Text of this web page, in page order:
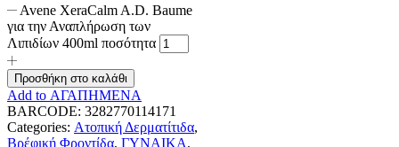
Avene XeraCalm A.D. Baume
για την Αναπλήρωση των
Λιπιδίων 400ml ποσότητα
Προσθήκη στο καλάθι
Add to ΑΓΑΠΗΜΕΝΑ
BARCODE: 3282770114171
Categories: Ατοπική Δερματίτιδα,
Βρέφική Φροντίδα, ΓΥΝΑΙΚΑ,